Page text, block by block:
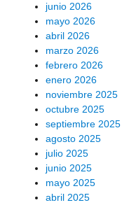
junio 2026
mayo 2026
abril 2026
marzo 2026
febrero 2026
enero 2026
noviembre 2025
octubre 2025
septiembre 2025
agosto 2025
julio 2025
junio 2025
mayo 2025
abril 2025